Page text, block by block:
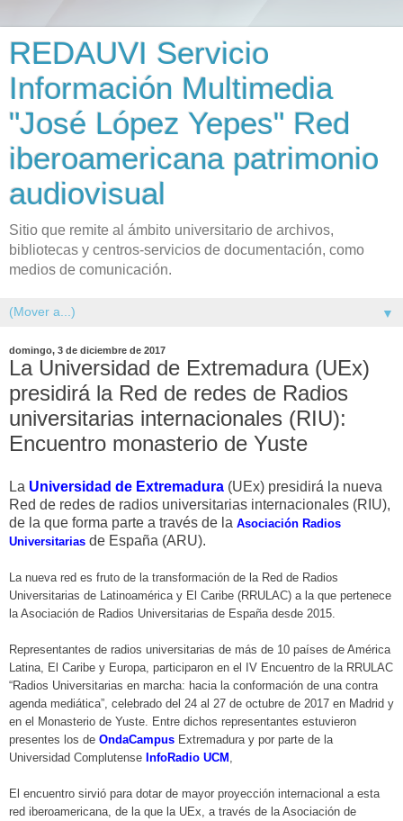
REDAUVI Servicio
Información Multimedia
"José López Yepes" Red
iberoamericana patrimonio
audiovisual
Sitio que remite al ámbito universitario de archivos,
bibliotecas y centros-servicios de documentación, como
medios de comunicación.
▼
domingo, 3 de diciembre de 2017
La Universidad de Extremadura (UEx)
presidirá la Red de redes de Radios
universitarias internacionales (RIU):
Encuentro monasterio de Yuste
La Universidad de Extremadura (UEx) presidirá la nueva
Red de redes de radios universitarias internacionales (RIU),
de la que forma parte a través de la Asociación Radios
Universitarias de España (ARU).
La nueva red es fruto de la transformación de la Red de Radios
Universitarias de Latinoamérica y El Caribe (RRULAC) a la que pertenece
la Asociación de Radios Universitarias de España desde 2015.
Representantes de radios universitarias de más de 10 países de América
Latina, El Caribe y Europa, participaron en el IV Encuentro de la RRULAC
“Radios Universitarias en marcha: hacia la conformación de una contra
agenda mediática”, celebrado del 24 al 27 de octubre de 2017 en Madrid y
en el Monasterio de Yuste. Entre dichos representantes estuvieron
presentes los de OndaCampus Extremadura y por parte de la
Universidad Complutense InfoRadio UCM
El encuentro sirvió para dotar de mayor proyección internacional a esta
red iberoamericana, de la que la UEx, a través de la Asociación de